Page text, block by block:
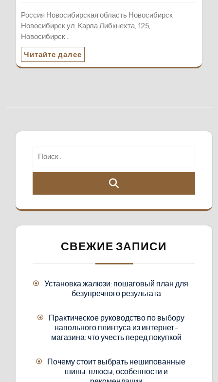
Россия Новосибирская область Новосибирск
Новосибирск ул. Карла Либкнехта, 125,
Новосибирск…
Читайте далее
СВЕЖИЕ ЗАПИСИ
Установка жалюзи: пошаговый план для
безупречного результата
Практическое руководство по выбору
напольного плинтуса из интернет-
магазина: что учесть перед покупкой
Почему стоит выбрать нешипованные
шины: плюсы, особенности и